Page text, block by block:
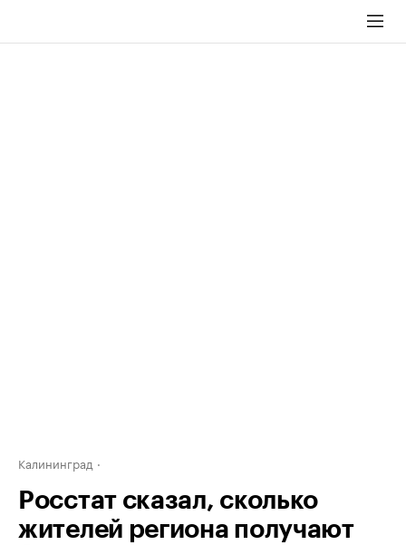
Калининград
Росстат сказал, сколько
жителей региона получают